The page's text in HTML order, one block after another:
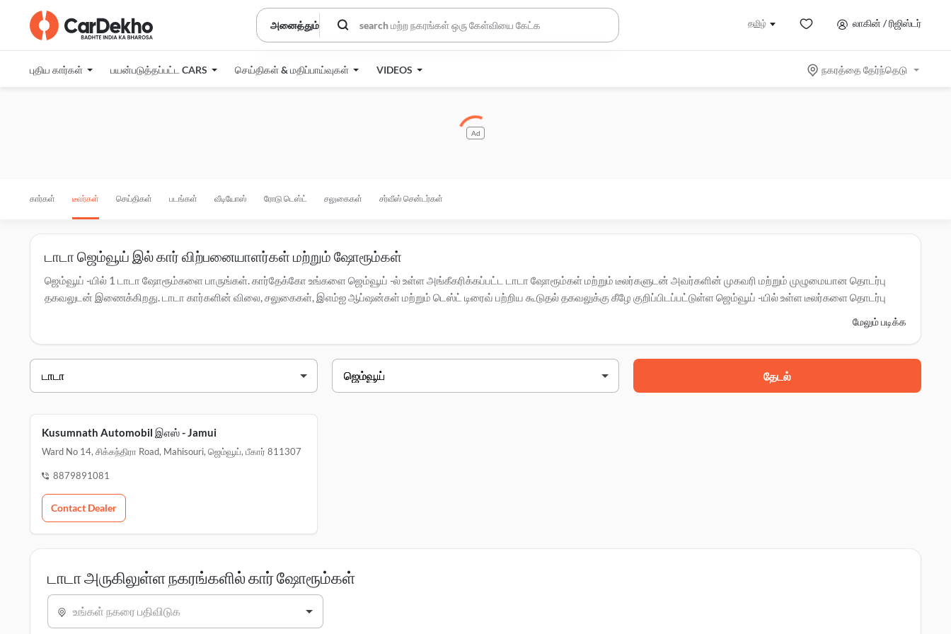
அனைத்தும் தமிழ் லாகின் / ரிஜிஸ்டர்
புதிய கார்கள் பயன்படுத்தப்பட்ட CARS செய்திகள் & மதிப்பாய்வுகள் VIDEOS நகரத்தை தேர்ந்தெடு
Ad
கார்கள் டீலர்கள் செய்திகள் படங்கள் வீடியோஸ் ரோடு டெஸ்ட் சலுகைகள் சர்வீஸ் சென்டர்கள்
டாடா ஜெம்வூய் இல் கார் விற்பனையாளர்கள் மற்றும் ஷோரூம்கள்
ஜெம்வூய் -யில் 1 டாடா ஷோரூம்களை பாருங்கள். கார்தேக்கோ உங்களை ஜெம்வூய் -ல் உள்ள அங்கீகரிக்கப்பட்ட டாடா ஷோரூம்கள் மற்றும் டீலர்களுடன் அவர்களின் முகவரி மற்றும் முழுமையான தொடர்பு
தகவலுடன் இணைக்கிறது. டாடா கார்களின் விலை, சலுகைகள், இஎம்ஐ ஆப்ஷன்கள் மற்றும் டெஸ்ட் டிரைவ் பற்றிய கூடுதல் தகவலுக்கு கீழே குறிப்பிடப்பட்டுள்ள ஜெம்வூய் -யில் உள்ள டீலர்களை தொடர்பு
kusumnath automobiles - ஜெம்வூய் ward no 14, சிக்கந்திரா road, mahisouri, ஜெம்வூய், 811307
மேலும் படிக்க
தேடல்
Kusumnath Automobil இஎஸ் - Jamui
Ward No 14, சிக்கந்திரா Road, Mahisouri, ஜெம்வூய், பீகார் 811307
8879891081
Contact Dealer
டாடா அருகிலுள்ள நகரங்களில் கார் ஷோரூம்கள்
உங்கள் நகரை பதிவிடுக